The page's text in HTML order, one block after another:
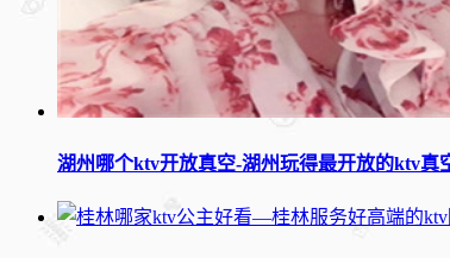
湖州哪个ktv开放真空-湖州玩得最开放的ktv真